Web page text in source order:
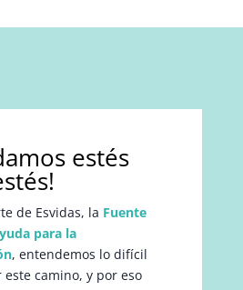
estés
de Esvidas, la Fuente
para la
, entendemos lo difícil
camino, y por eso